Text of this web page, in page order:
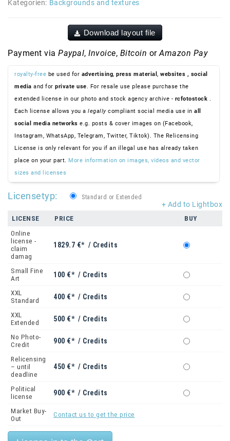
Kategorien: Backgrounds and textures
Download layout file
Payment via Paypal, Invoice, Bitcoin or Amazon Pay
royalty-free be used for advertising, press material , websites , social
media and for private use. For resale use please purchase the
extended license in our photo and stock agency archive - rcfotostock .
Each license allows you a legallycompliant social media use in all
social media networks e.g. posts & cover images on (Facebook,
Instagram, WhatsApp, Telegram, Twitter, Tiktok). The Relicensing
License is only relevant for you if an illegal use has already taken
place on your part. More information on images, videos and vector
sizes and licenses
+ Add to Lightbox
Licensetyp: Standard or Extended
LICENSE PRICE
BUY
Online
license -
claim
damag
1829.7 €* / Credits
Small Fine
Art
100 €* / Credits
XXL
Standard
400 €* / Credits
XXL
Extended
500 €* / Credits
No Photo-
Credit
900 €* / Credits
Relicensing
– until
deadline
450 €* / Credits
Political
license
900 €* / Credits
Market Buy-
Out
Contact us to get the price